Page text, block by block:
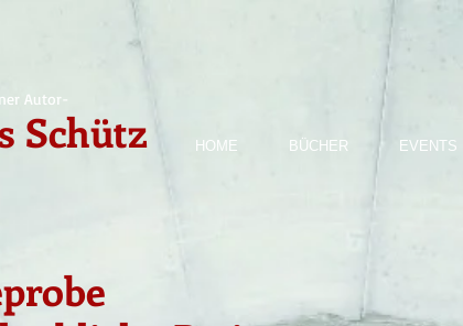
Autor-
Schütz HOME BÜCHER EVENTS